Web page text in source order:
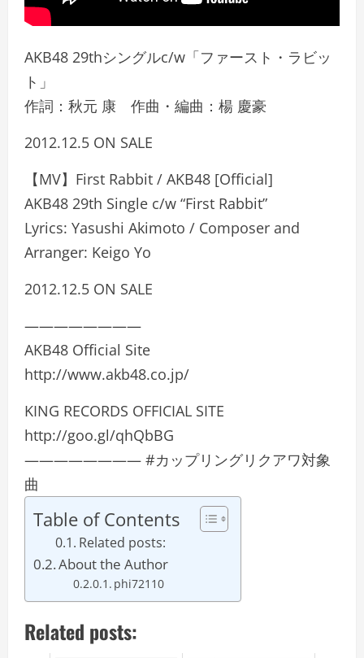
AKB48 29thシングルc/w「ファースト・ラビッ
ト」
作詞：秋元 康 作曲・編曲：楊 慶豪
2012.12.5 ON SALE
【MV】First Rabbit / AKB48 [Official]
AKB48 29th Single c/w “First Rabbit”
Lyrics: Yasushi Akimoto / Composer and
Arranger: Keigo Yo
2012.12.5 ON SALE
————————
AKB48 Official Site
http://www.akb48.co.jp/
KING RECORDS OFFICIAL SITE
http://goo.gl/qhQbBG
———————— #カップリングリクアワ対象
曲
Table of Contents
Related posts:
About the Author
phi72110
Related posts: